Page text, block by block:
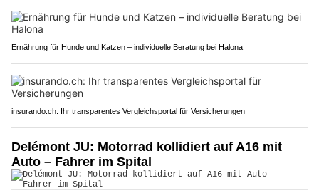
Ernährung für Hunde und Katzen – individuelle Beratung bei Halona
insurando.ch: Ihr transparentes Vergleichsportal für Versicherungen
Delémont JU: Motorrad kollidiert auf A16 mit
Auto – Fahrer im Spital